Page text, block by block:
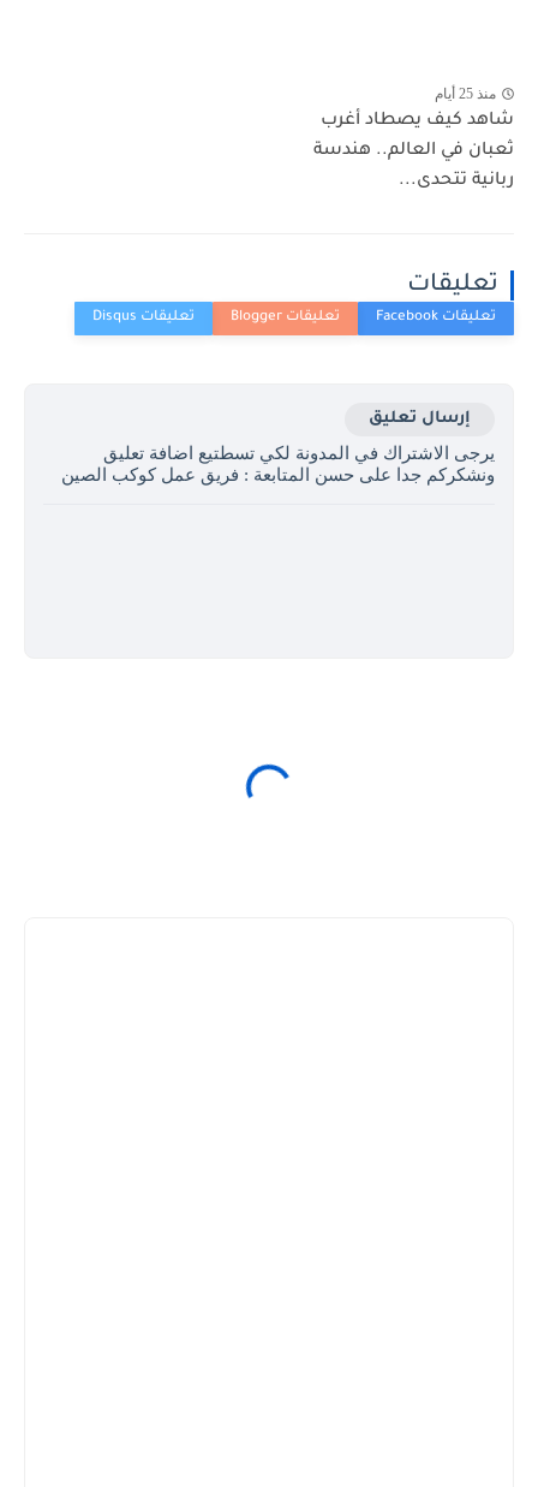
منذ 25 أيام
شاهد كيف يصطاد أغرب
ثعبان في العالم.. هندسة
ربانية تتحدى...
تعليقات
إرسال تعليق
يرجى الاشتراك في المدونة لكي تسطتيع اضافة تعليق
ونشكركم جدا على حسن المتابعة : فريق عمل كوكب الصين